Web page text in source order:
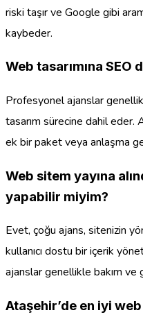
riski taşır ve Google gibi
kaybeder.
Web tasarımına SEO
Profesyonel ajanslar
tasarım sürecine dahil eder.
ek bir paket veya anlaşma
Web sitem yayına
yapabilir miyim?
Evet, çoğu ajans, sitenizin
kullanıcı dostu bir içerik
ajanslar genellikle bakım
Ataşehir’de en iyi web